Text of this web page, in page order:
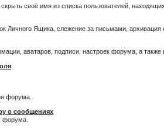
своё имя из списка пользователей,
Личного Ящика, слежение за письмами, архивация
аватаров, подписи, настроек форума, а
форума.
о сообщениях
форума.